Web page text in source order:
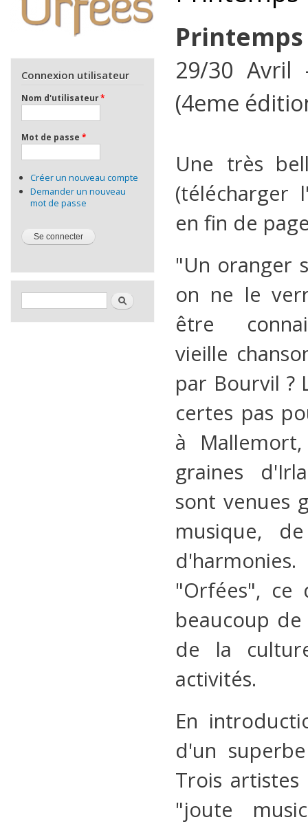
Connexion utilisateur
Nom d'utilisateur*
Mot de passe *
Créer un nouveau compte
Demander un nouveau
mot de passe
Formulaire de rechercheRechercher
29/30 Avril
(4eme
Une très
(télécharger
en fin de
"Un oranger
on ne le
être
vieille
par Bourvil ?
certes pas
à
graines
sont venues
musique,
"Orfées", ce
beaucoup
de la
activités.
En
d'un
Trois
"joute